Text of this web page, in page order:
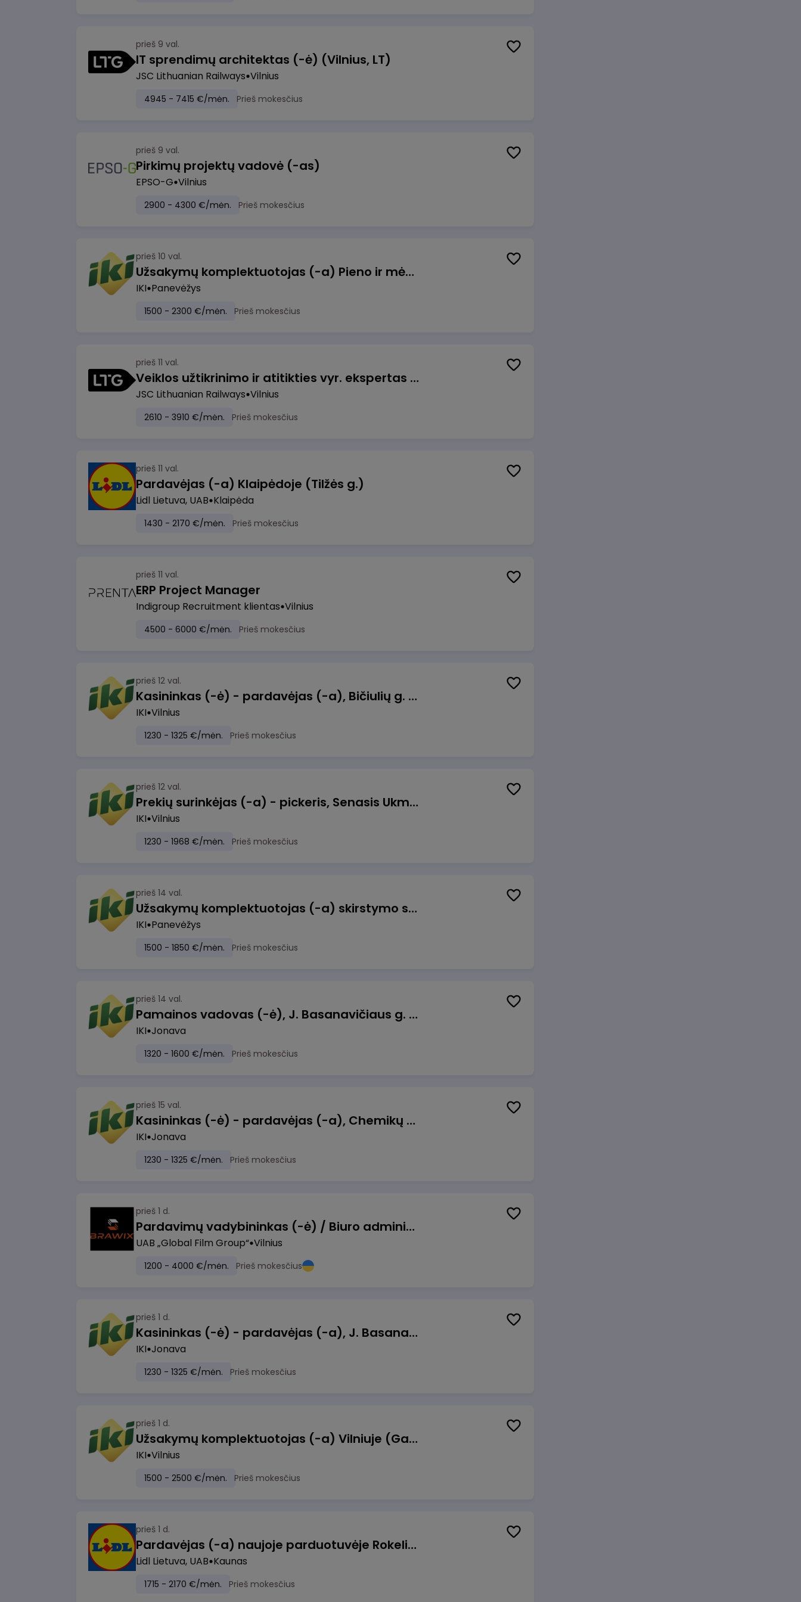
prieš 9 val.
IT sprendimų architektas (-ė) (Vilnius, LT)
JSC Lithuanian Railways Vilnius
4945 - 7415 €/mėn. Prieš mokesčius
prieš 9 val.
Pirkimų projektų vadovė (-as)
EPSO-G Vilnius
2900 - 4300 €/mėn. Prieš mokesčius
prieš 10 val.
Užsakymų komplektuotojas (-a) Pieno ir mėsos sandėlyje
IKI Panevėžys
1500 - 2300 €/mėn. Prieš mokesčius
prieš 11 val.
Veiklos užtikrinimo ir atitikties vyr. ekspertas (-ė) (Vilnius, LT)
JSC Lithuanian Railways Vilnius
2610 - 3910 €/mėn. Prieš mokesčius
prieš 11 val.
Pardavėjas (-a) Klaipėdoje (Tilžės g.)
Lidl Lietuva, UAB Klaipėda
1430 - 2170 €/mėn. Prieš mokesčius
prieš 11 val.
ERP Project Manager
Indigroup Recruitment klientas Vilnius
4500 - 6000 €/mėn. Prieš mokesčius
prieš 12 val.
Kasininkas (-ė) - pardavėjas (-a), Bičiulių g. 36, Bukiškis, Vilnius
IKI Vilnius
1230 - 1325 €/mėn. Prieš mokesčius
prieš 12 val.
Prekių surinkėjas (-a) - pickeris, Senasis Ukmergės kelias 8, Avižieniai
IKI Vilnius
1230 - 1968 €/mėn. Prieš mokesčius
prieš 14 val.
Užsakymų komplektuotojas (-a) skirstymo sandėlyje
IKI Panevėžys
1500 - 1850 €/mėn. Prieš mokesčius
prieš 14 val.
Pamainos vadovas (-ė), J. Basanavičiaus g. 6, Jonava
IKI Jonava
1320 - 1600 €/mėn. Prieš mokesčius
prieš 15 val.
Kasininkas (-ė) - pardavėjas (-a), Chemikų g. 1, Jonava
IKI Jonava
1230 - 1325 €/mėn. Prieš mokesčius
prieš 1 d.
Pardavimų vadybininkas (-ė) / Biuro administratorius (-ė) (B2B)
UAB „Global Film Group“ Vilnius
1200 - 4000 €/mėn. Prieš mokesčius
prieš 1 d.
Kasininkas (-ė) - pardavėjas (-a), J. Basanavičiaus g. 6, Jonava
IKI Jonava
1230 - 1325 €/mėn. Prieš mokesčius
prieš 1 d.
Užsakymų komplektuotojas (-a) Vilniuje (Gariūnai)
IKI Vilnius
1500 - 2500 €/mėn. Prieš mokesčius
prieš 1 d.
Pardavėjas (-a) naujoje parduotuvėje Rokeliuose (NEMOKAMAS TRANSPORTAS)
Lidl Lietuva, UAB Kaunas
1715 - 2170 €/mėn. Prieš mokesčius